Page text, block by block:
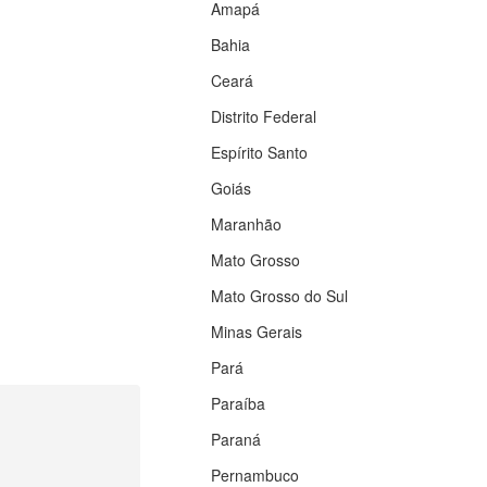
Amapá
Bahia
Ceará
Distrito Federal
Espírito Santo
Goiás
Maranhão
Mato Grosso
Mato Grosso do Sul
Minas Gerais
Pará
Paraíba
Paraná
Pernambuco